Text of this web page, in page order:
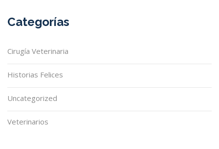
Categorías
Cirugía Veterinaria
Historias Felices
Uncategorized
Veterinarios